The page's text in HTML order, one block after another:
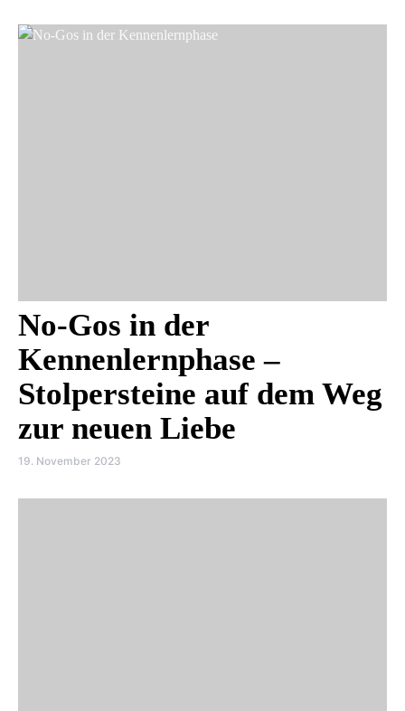
No-Gos in der
Kennenlernphase –
Stolpersteine auf dem Weg
zur neuen Liebe
19. November 2023